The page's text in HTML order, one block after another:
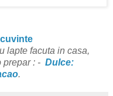
lapte facuta in casa,
prepar : - Dulce:
.